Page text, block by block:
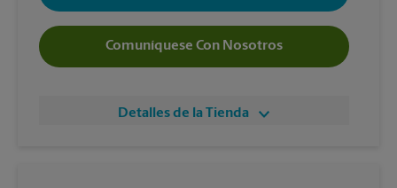
Comuníquese Con Nosotros
Detalles de la Tienda